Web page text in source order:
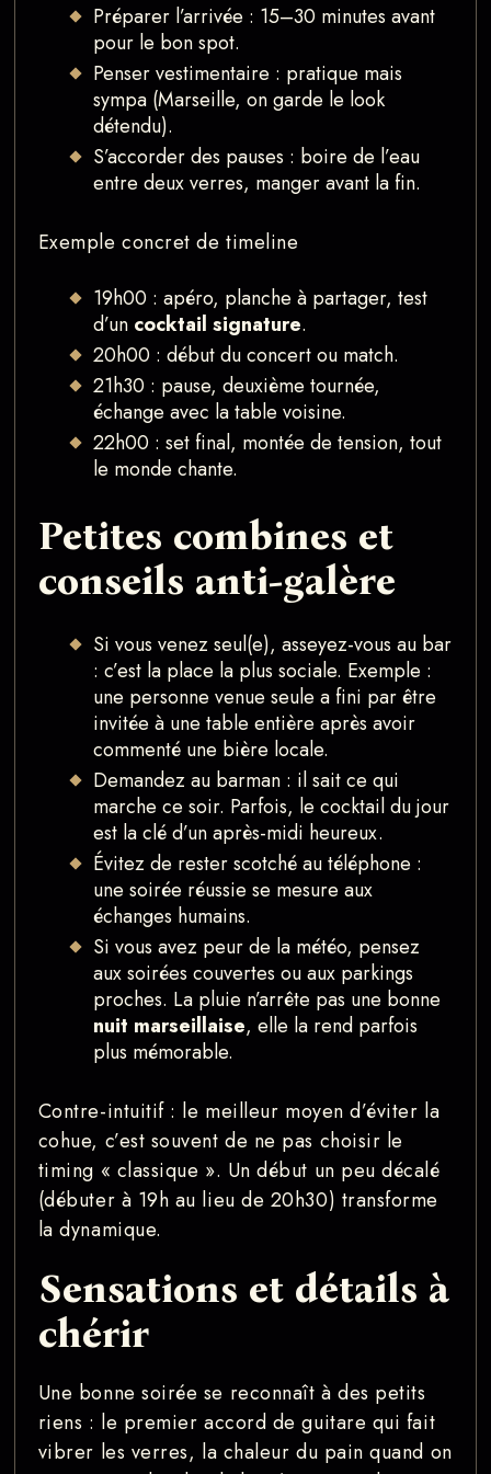
Préparer l’arrivée : 15–30 minutes avant
pour le bon spot.
Penser vestimentaire : pratique mais
sympa (Marseille, on garde le look
détendu).
S’accorder des pauses : boire de l’eau
entre deux verres, manger avant la fin.
Exemple concret de timeline
19h00 : apéro, planche à partager, test
d’un cocktail signature.
20h00 : début du concert ou match.
21h30 : pause, deuxième tournée,
échange avec la table voisine.
22h00 : set final, montée de tension, tout
le monde chante.
Petites combines et
conseils anti-galère
Si vous venez seul(e), asseyez-vous au bar
: c’est la place la plus sociale. Exemple :
une personne venue seule a fini par être
invitée à une table entière après avoir
commenté une bière locale.
Demandez au barman : il sait ce qui
marche ce soir. Parfois, le cocktail du jour
est la clé d’un après-midi heureux.
Évitez de rester scotché au téléphone :
une soirée réussie se mesure aux
échanges humains.
Si vous avez peur de la météo, pensez
aux soirées couvertes ou aux parkings
proches. La pluie n’arrête pas une bonne
nuit marseillaise, elle la rend parfois
plus mémorable.
Contre-intuitif : le meilleur moyen d’éviter la
cohue, c’est souvent de ne pas choisir le
timing « classique ». Un début un peu décalé
(débuter à 19h au lieu de 20h30) transforme
la dynamique.
Sensations et détails à
chérir
Une bonne soirée se reconnaît à des petits
riens : le premier accord de guitare qui fait
vibrer les verres, la chaleur du pain quand on